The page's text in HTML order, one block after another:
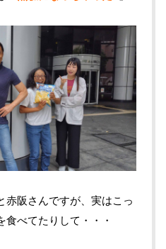
赤阪さんですが、実はこっ
食べてたりして・・・